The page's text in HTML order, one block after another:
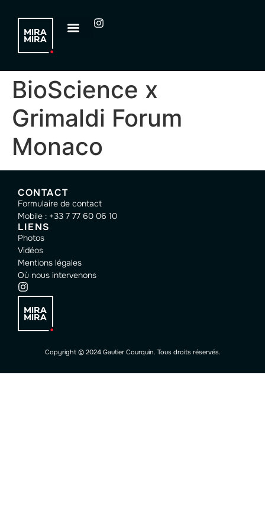
BioScience x
Grimaldi Forum
Monaco
CONTACT
Formulaire de contact
Mobile : +33 7 77 60 06 10
LIENS
Photos
Vidéos
Mentions légales
Où nous intervenons
Copyright © 2024 Gautier Courquin. Tous droits réservés.